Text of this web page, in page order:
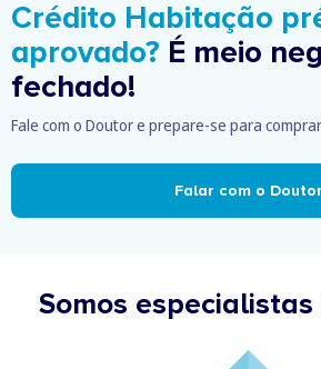
Crédito Habitação
aprovado? É meio
fechado!
Fale com o Doutor e prepare-se para
Falar com o Doutor
Somos